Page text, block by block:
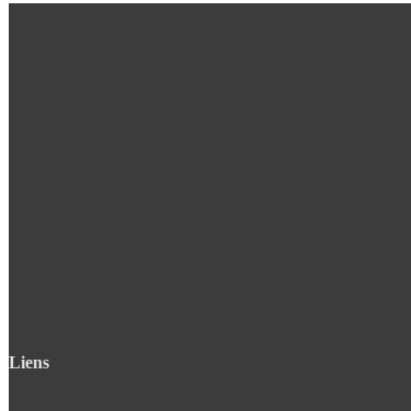
Liens